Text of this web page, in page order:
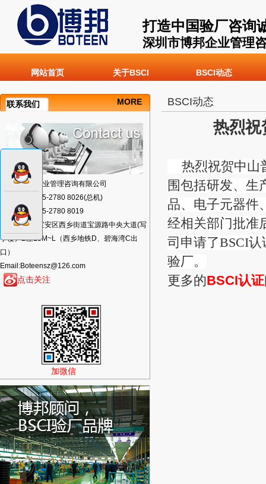
打造中国验厂咨询
深圳市博邦企业管理
网站首页 关于BSCI BSCI动态
联系我们 MORE
深圳市博邦企业管理咨询有限公司
TEL:+86-0755-2780 8026(总机)
FAX:+86-0755-2780 8019
地址:深圳市宝安区西乡街道宝源路中央大道(写
字楼）B座13M~L（西乡地铁D、碧海湾C出
口）
Email:Boteensz@126.com
点击关注
加微信
BSCI动态
热烈祝
热烈祝贺中山
围包括研发、生
品、电子元器件
经相关部门批准
司申请了BSCI
验厂。
更多的BSCI认证